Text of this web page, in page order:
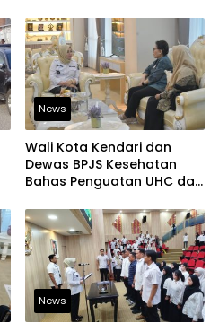
Bangun Infrastruktur
Berintegritas
News
Wali Kota Kendari dan
Dewas BPJS Kesehatan
Bahas Penguatan UHC dan
Kesehatan
News